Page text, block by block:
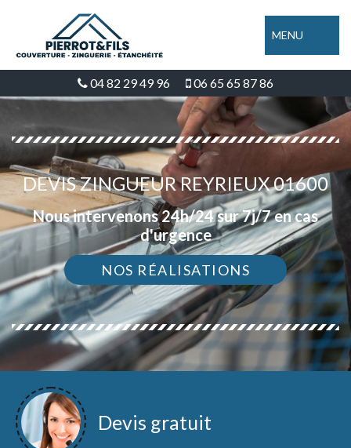
MENU
04 82 29 49 96 06 65 65 87 86
DEVIS ZINGUEUR REYRIEUX 01600
Nous intervenons 24h/24 sur 7j/7 en cas
d'urgence
NOS RÉALISATIONS
Devis gratuit